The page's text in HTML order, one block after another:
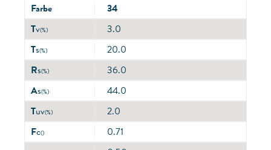
Farbe
34
Tv(%)
3.0
Ts(%)
20.0
Rs(%)
36.0
As(%)
44.0
Tuv(%)
2.0
Fc()
0.71